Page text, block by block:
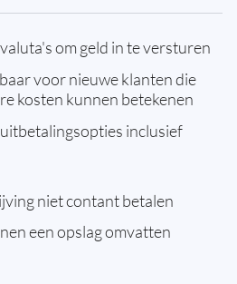
om geld in te versturen
voor nieuwe klanten die
kosten kunnen betekenen
inclusief
niet contant betalen
een opslag omvatten